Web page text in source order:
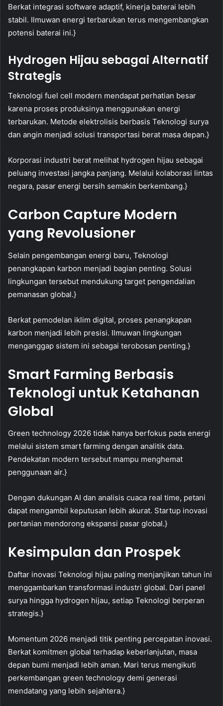
Berkat integrasi software adaptif, kinerja baterai lebih
stabil. Ilmuwan energi terbarukan terus mengembangkan
potensi baterai ini.}
Hydrogen Hijau sebagai Alternatif
Strategis
Teknologi fuel cell modern mendapat perhatian besar
karena proses produksinya menggunakan energi
terbarukan. Metode elektrolisis berbasis Teknologi surya
dan angin menjadi solusi transportasi berat masa depan.}
Korporasi industri berat melihat hydrogen hijau sebagai
peluang investasi jangka panjang. Melalui kolaborasi lintas
negara, pasar energi bersih semakin berkembang.}
Carbon Capture Modern
yang Revolusioner
Selain pengembangan energi baru, Teknologi
penangkapan karbon menjadi bagian penting. Solusi
lingkungan tersebut mendukung target pengendalian
pemanasan global.}
Berkat pemodelan iklim digital, proses penangkapan
karbon menjadi lebih presisi. Ilmuwan lingkungan
menganggap sistem ini sebagai terobosan penting.}
Smart Farming Berbasis
Teknologi untuk Ketahanan
Global
Green technology 2026 tidak hanya berfokus pada energi
melalui sistem smart farming dengan analitik data.
Pendekatan modern tersebut mampu menghemat
penggunaan air.}
Dengan dukungan AI dan analisis cuaca real time, petani
dapat mengambil keputusan lebih akurat. Startup inovasi
pertanian mendorong ekspansi pasar global.}
Kesimpulan dan Prospek
Daftar inovasi Teknologi hijau paling menjanjikan tahun ini
menggambarkan transformasi industri global. Dari panel
surya hingga hydrogen hijau, setiap Teknologi berperan
strategis.}
Momentum 2026 menjadi titik penting percepatan inovasi.
Berkat komitmen global terhadap keberlanjutan, masa
depan bumi menjadi lebih aman. Mari terus mengikuti
perkembangan green technology demi generasi
mendatang yang lebih sejahtera.}